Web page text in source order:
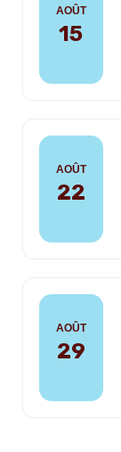
AOÛT
15
AOÛT
22
AOÛT
29